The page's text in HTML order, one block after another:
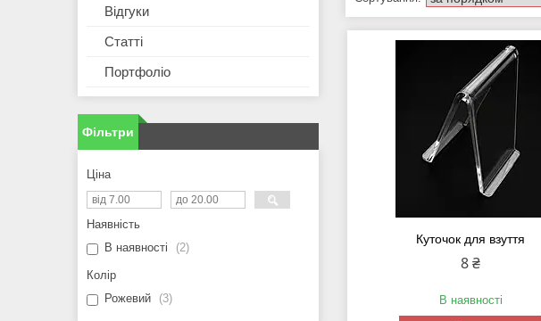
Куточок для взуття
8 ₴
В наявності
Відгуки
Статті
Портфоліо
Фільтри
Ціна
Наявність
В наявності
2
Колір
Рожевий
3